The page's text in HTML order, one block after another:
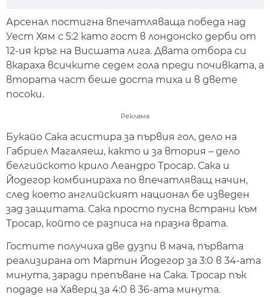
Арсенал постигна впечатляваща победа над
Уест Хям с 5:2 като гост в лондонско дерби от
12-ия кръг на Висшата лига. Двата отбора си
вкараха всичките седем гола преди почивката, а
втората част беше доста тиха и в двете
посоки.
Реклама
Букайо Сака асистира за първия гол, дело на
Габриел Магаляеш, както и за втория – дело
белгийското крило Леандро Тросар. Сака и
Йодегор комбинираха по впечатляващ начин,
след което английският национал бе изведен
зад защитата. Сака просто пусна встрани към
Тросар, който се разписа на празна врата.
Гостите получиха две дузпи в мача, първата
реализирана от Мартин Йодегор за 3:0 в 34-ата
минута, заради препъване на Сака. Тросар пък
подаде на Хаверц за 4:0 в 36-ата минута.